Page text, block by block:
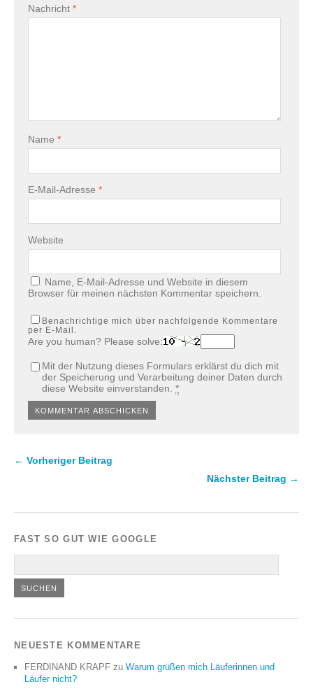
Nachricht *
Name *
E-Mail-Adresse *
Website
Name, E-Mail-Adresse und Website in diesem
Browser für meinen nächsten Kommentar speichern.
Benachrichtige mich über nachfolgende Kommentare
per E-Mail.
Are you human? Please solve:
Mit der Nutzung dieses Formulars erklärst du dich mit
der Speicherung und Verarbeitung deiner Daten durch
diese Website einverstanden. *
← Vorheriger Beitrag
Nächster Beitrag →
FAST SO GUT WIE GOOGLE
NEUESTE KOMMENTARE
FERDINAND KRAPF zu Warum grüßen mich Läuferinnen und
Läufer nicht?